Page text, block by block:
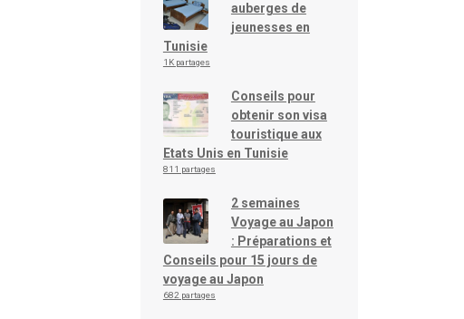
auberges de
jeunesses en
Tunisie
1K partages
Conseils pour
obtenir son visa
touristique aux
Etats Unis en Tunisie
811 partages
2 semaines
Voyage au Japon
: Préparations et
Conseils pour 15 jours de
voyage au Japon
682 partages